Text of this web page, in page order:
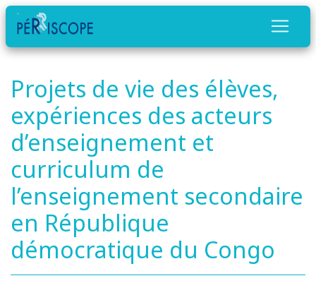
Projets de vie des élèves,
expériences des acteurs
d’enseignement et
curriculum de
l’enseignement secondaire
en République
démocratique du Congo